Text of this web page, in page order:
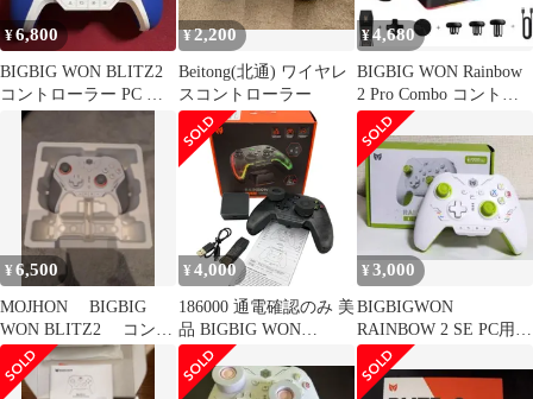
¥6,800
BIGBIG WON BLITZ2
コントローラー PC ゲ
ームパッド
¥2,200
Beitong(北通) ワイヤレ
スコントローラー
¥4,680
BIGBIG WON Rainbow
2 Pro Combo コントロ
ーラー
¥6,500
MOJHON BIGBIG
WON BLITZ2 コント
ローラー
¥ 4,000
186000 通電確認のみ 美
品 BIGBIG WON
RAINBOW2 PRO combo
¥3,000
BIGBIGWON
RAINBOW 2 SE PC用コ
ントローラー